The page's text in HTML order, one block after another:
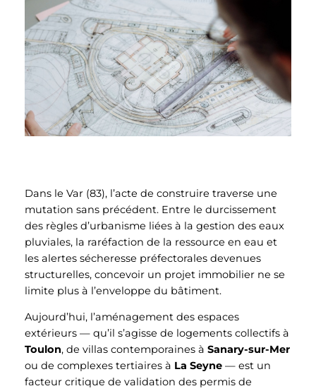
Dans le Var (83), l’acte de construire traverse une
mutation sans précédent. Entre le durcissement
des règles d’urbanisme liées à la gestion des eaux
pluviales, la raréfaction de la ressource en eau et
les alertes sécheresse préfectorales devenues
structurelles, concevoir un projet immobilier ne se
limite plus à l’enveloppe du bâtiment.
Aujourd’hui, l’aménagement des espaces
extérieurs — qu’il s’agisse de logements collectifs à
Toulon, de villas contemporaines à Sanary-sur-Mer
ou de complexes tertiaires à La Seyne— est un
facteur critique de validation des permis de